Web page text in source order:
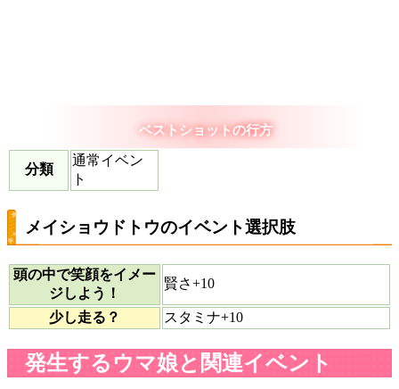
ベストショットの行方
分類
通常イベン
ト
メイショウドトウのイベント選択肢
頭の中で笑顔をイメー
ジしよう！
賢さ+10
少し走る？ スタミナ+10
発生するウマ娘と関連イベント